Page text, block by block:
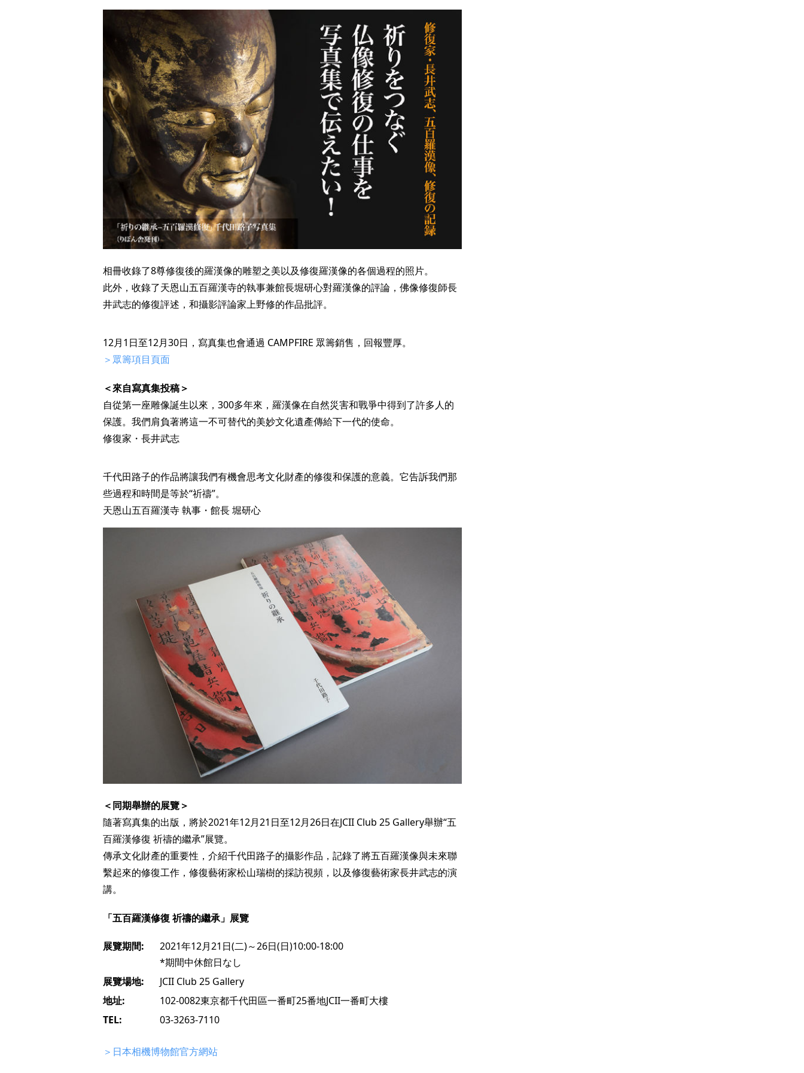
相冊收錄了8尊修復後的羅漢像的雕塑之美以及修復羅漢像的各個過程的照片。
此外，收錄了天恩山五百羅漢寺的執事兼館長堀研心對羅漢像的評論，佛像修復師長
井武志的修復評述，和攝影評論家上野修的作品批評。
12月1日至12月30日，寫真集也會通過 CAMPFIRE 眾籌銷售，回報豐厚。
＞眾籌項目頁面
＜來自寫真集投稿＞
自從第一座雕像誕生以來，300多年來，羅漢像在自然災害和戰爭中得到了許多人的
保護。我們肩負著將這一不可替代的美妙文化遺產傳給下一代的使命。
修復家・長井武志
千代田路子的作品將讓我們有機會思考文化財產的修復和保護的意義。它告訴我們那
些過程和時間是等於“祈禱”。
天恩山五百羅漢寺 執事・館長 堀研心
＜同期舉辦的展覽＞
隨著寫真集的出版，將於2021年12月21日至12月26日在JCII Club 25 Gallery舉辦“五
百羅漢修復 祈禱的繼承”展覽。
傳承文化財產的重要性，介紹千代田路子的攝影作品，記錄了將五百羅漢像與未來聯
繫起來的修復工作，修復藝術家松山瑞樹的採訪視頻，以及修復藝術家長井武志的演
講。
「五百羅漢修復 祈禱的繼承」展覽
展覽期間:
2021年12月21日(二)～26日(日)10:00-18:00
*期間中休館日なし
展覽場地:
JCII Club 25 Gallery
地址:
102-0082東京都千代田區一番町25番地JCII一番町大樓
TEL:
03-3263-7110
＞日本相機博物館官方網站